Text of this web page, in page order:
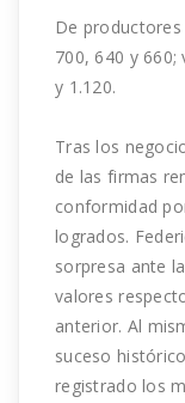
De
700, 640 y 660;
y 1.120.
Tras los
de las firmas
conformidad
logrados.
sorpresa ante
valores
anterior. Al
suceso
registrado los